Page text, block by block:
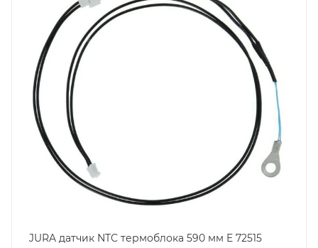
JURA датчик NTC термоблока 590 мм E 72515